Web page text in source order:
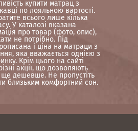
купити матрац з
по лояльною вартості.
всього лише кілька
У каталозі вказана
про товар (фото, опис),
не потрібно. Під
і ціна на матраци з
яка вважається однією з
Крім цього на сайті
акції, що дозволяють
ще дешевше. Не пропустіть
близьким комфортний сон.